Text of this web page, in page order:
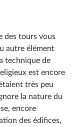
des tours vous
autre élément
technique de
est encore
très peu
la nature du
encore
des édifices,